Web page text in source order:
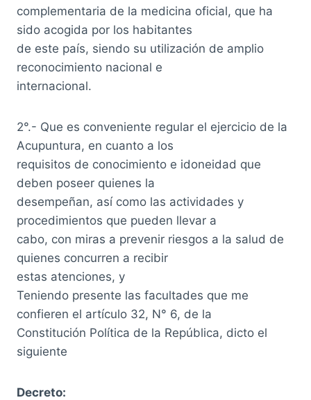
complementaria de la medicina oficial, que ha
sido acogida por los habitantes
de este país, siendo su utilización de amplio
reconocimiento nacional e
internacional.
2°.- Que es conveniente regular el ejercicio de la
Acupuntura, en cuanto a los
requisitos de conocimiento e idoneidad que
deben poseer quienes la
desempeñan, así como las actividades y
procedimientos que pueden llevar a
cabo, con miras a prevenir riesgos a la salud de
quienes concurren a recibir
estas atenciones, y
Teniendo presente las facultades que me
confieren el artículo 32, N° 6, de la
Constitución Política de la República, dicto el
siguiente
Decreto: